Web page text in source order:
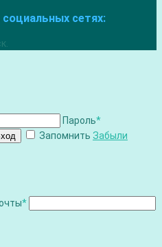
сетях:
Пароль*
Запомнить Забыли
*